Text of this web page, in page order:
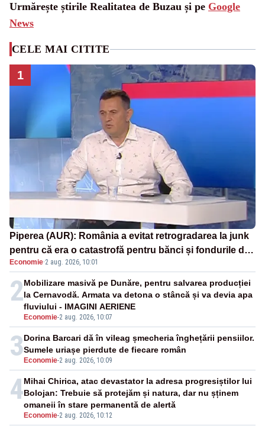
Urmărește știrile Realitatea de Buzau și pe Google
News
CELE MAI CITITE
1
Piperea (AUR): România a evitat retrogradarea la junk
pentru că era o catastrofă pentru bănci și fondurile de
pensii
Economie·2 aug. 2026, 10:01
2
Economie-2 aug. 2026, 10:07
Mobilizare masivă pe Dunăre, pentru salvarea producției
la Cernavodă. Armata va detona o stâncă și va devia apa
fluviului - IMAGINI AERIENE
3Economie-2 aug. 2026, 10:09
Dorina Barcari dă în vileag șmecheria înghețării pensiilor.
Sumele uriașe pierdute de fiecare român
4
Economie-2 aug. 2026, 10:12
Mihai Chirica, atac devastator la adresa progresiștilor lui
Bolojan: Trebuie să protejăm și natura, dar nu șținem
omaneii în stare permanentă de alertă